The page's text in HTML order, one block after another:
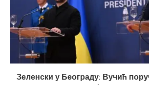
Зеленски у Београду: Вучић